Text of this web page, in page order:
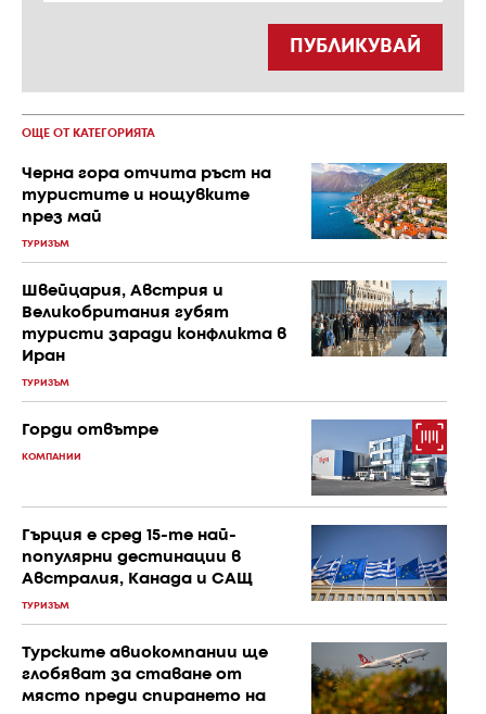
ПУБЛИКУВАЙ
ОЩЕ ОТ КАТЕГОРИЯТА
Черна гора отчита ръст на
туристите и нощувките
през май
ТУРИЗЪМ
Швейцария, Австрия и
Великобритания губят
туристи заради конфликта в
Иран
ТУРИЗЪМ
Горди отвътре
КОМПАНИИ
Гърция е сред 15-те най-
популярни дестинации в
Австралия, Канада и САЩ
ТУРИЗЪМ
Турските авиокомпании ще
глобяват за ставане от
място преди спирането на